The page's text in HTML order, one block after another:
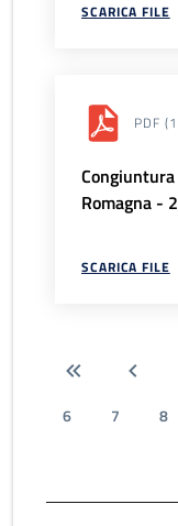
SCARICA FILE
PDF
Romagna -
SCARICA FILE
6
7 8